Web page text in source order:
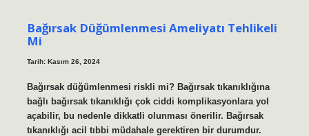
Bağırsak Düğümlenmesi Ameliyatı Tehlikeli
Mi
Tarih: Kasım 26, 2024
Bağırsak düğümlenmesi riskli mi? Bağırsak tıkanıklığına
bağlı bağırsak tıkanıklığı çok ciddi komplikasyonlara yol
açabilir, bu nedenle dikkatli olunması önerilir. Bağırsak
tıkanıklığı acil tıbbi müdahale gerektiren bir durumdur.